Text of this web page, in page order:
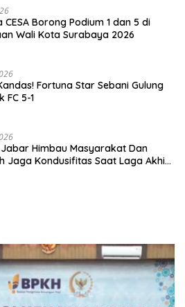
CESA Borong Podium 1 dan 5 di
Wali Kota Surabaya 2026
Fortuna Star Sebani Gulung
FC 5-1
Himbau Masyarakat Dan
Jaga Kondusifitas Saat Laga Akhir